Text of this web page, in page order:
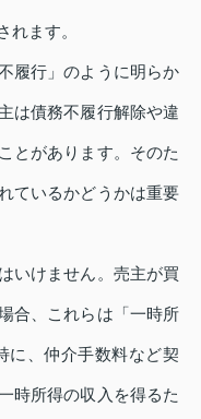
れます。
履行」のように明らか
は債務不履行解除や違
とがあります。そのた
ているかどうかは重要
いけません。売主が買
合、これらは「一時所
に、仲介手数料など契
時所得の収入を得るた